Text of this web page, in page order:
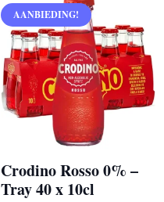
AANBIEDING!
Crodino Rosso 0% –
Tray 40 x 10cl